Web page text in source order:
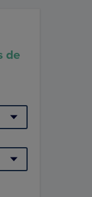
de